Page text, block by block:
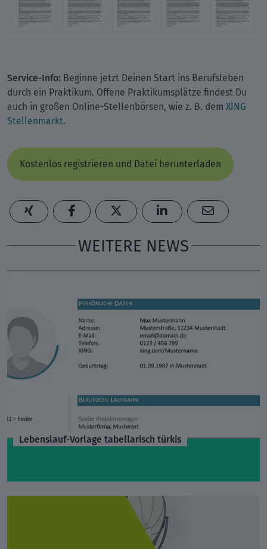
Service-Info: Beginne jetzt Deinen Start ins Berufsleben
durch ein Praktikum. Offene Praktikumsplätze findest Du
auch in großen Online-Stellenbörsen, wie z. B. dem XING
Stellenmarkt.
Kostenlos registrieren und Datei herunterladen
WEITERE NEWS
Lebenslauf-Vorlage tabellarisch türkis